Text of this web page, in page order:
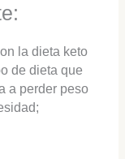
la dieta keto
de dieta que
a perder peso